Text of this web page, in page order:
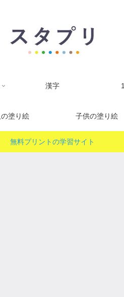
漢字
塗り絵 子供の塗り絵
無料プリントの学習サイト